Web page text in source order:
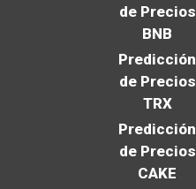
de Precios
BNB
Predicción
de Precios
TRX
Predicción
de Precios
CAKE